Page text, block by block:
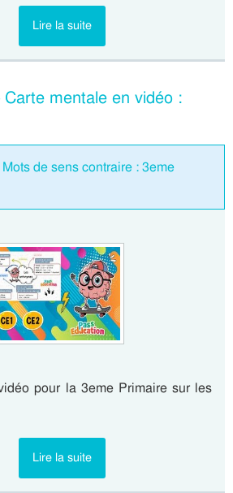
Lire la suite
mentale en vidéo :
de sens contraire : 3eme
pour la 3eme Primaire sur les
Lire la suite